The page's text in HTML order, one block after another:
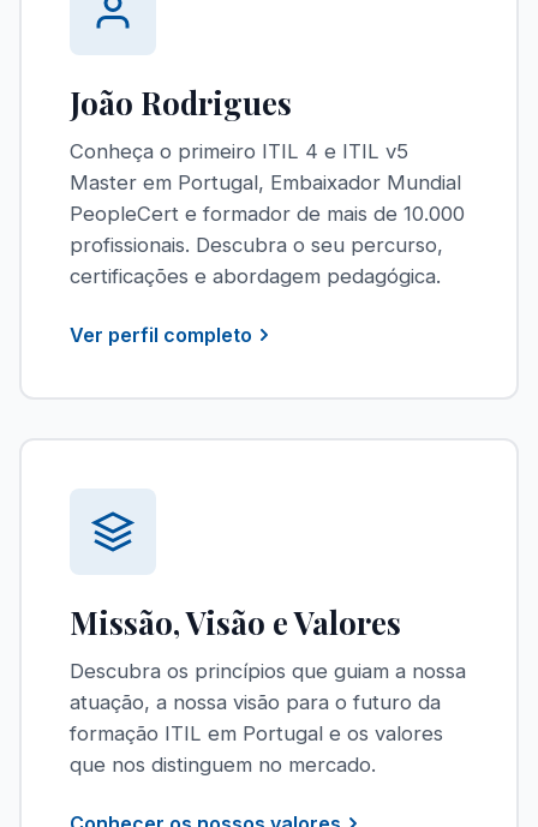
João Rodrigues
Conheça o primeiro ITIL 4 e ITIL v5
Master em Portugal, Embaixador Mundial
PeopleCert e formador de mais de 10.000
profissionais. Descubra o seu percurso,
certificações e abordagem pedagógica.
Ver perfil completo
Missão, Visão e Valores
Descubra os princípios que guiam a nossa
atuação, a nossa visão para o futuro da
formação ITIL em Portugal e os valores
que nos distinguem no mercado.